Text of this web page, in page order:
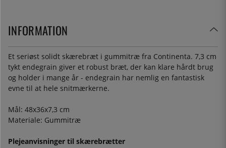
INFORMATION
Et seriøst solidt skærebræt i gummitræ fra Continenta. 7,3 cm
tykt endegrain giver et robust bræt, der kan klare hårdt brug
og holder i mange år - endegrain har nemlig en fantastisk
evne til at hele snitmærkerne.
Mål: 48x36x7,3 cm
Materiale: Gummitræ
Plejeanvisninger til skærebrætter